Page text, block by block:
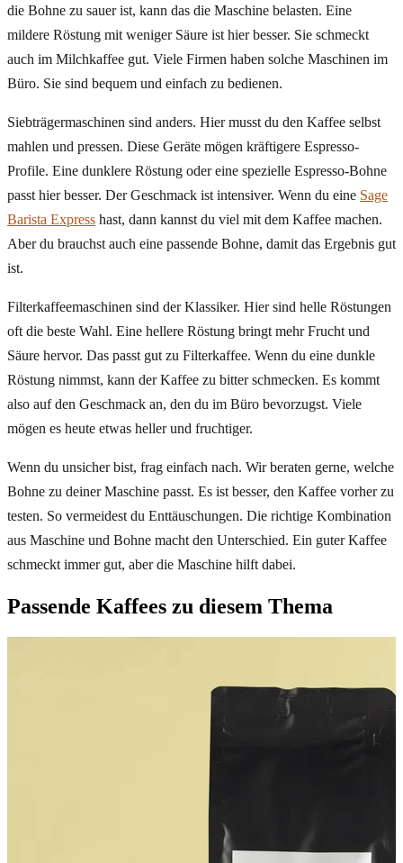
die Bohne zu sauer ist, kann das die Maschine belasten. Eine
mildere Röstung mit weniger Säure ist hier besser. Sie schmeckt
auch im Milchkaffee gut. Viele Firmen haben solche Maschinen im
Büro. Sie sind bequem und einfach zu bedienen.
Siebträgermaschinen sind anders. Hier musst du den Kaffee selbst
mahlen und pressen. Diese Geräte mögen kräftigere Espresso-
Profile. Eine dunklere Röstung oder eine spezielle Espresso-Bohne
passt hier besser. Der Geschmack ist intensiver. Wenn du eine Sage
Barista Express hast, dann kannst du viel mit dem Kaffee machen.
Aber du brauchst auch eine passende Bohne, damit das Ergebnis gut
ist.
Filterkaffeemaschinen sind der Klassiker. Hier sind helle Röstungen
oft die beste Wahl. Eine hellere Röstung bringt mehr Frucht und
Säure hervor. Das passt gut zu Filterkaffee. Wenn du eine dunkle
Röstung nimmst, kann der Kaffee zu bitter schmecken. Es kommt
also auf den Geschmack an, den du im Büro bevorzugst. Viele
mögen es heute etwas heller und fruchtiger.
Wenn du unsicher bist, frag einfach nach. Wir beraten gerne, welche
Bohne zu deiner Maschine passt. Es ist besser, den Kaffee vorher zu
testen. So vermeidest du Enttäuschungen. Die richtige Kombination
aus Maschine und Bohne macht den Unterschied. Ein guter Kaffee
schmeckt immer gut, aber die Maschine hilft dabei.
Passende Kaffees zu diesem Thema